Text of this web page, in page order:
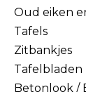
Oud eiken
Tafels
Zitbankjes
Tafelbladen
Betonlook /